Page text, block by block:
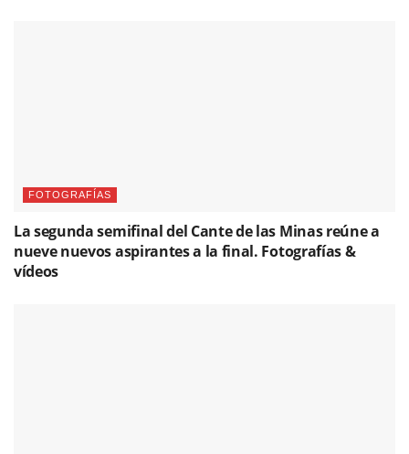
FOTOGRAFÍAS
La segunda semifinal del Cante de las Minas reúne a
nueve nuevos aspirantes a la final. Fotografías &
vídeos